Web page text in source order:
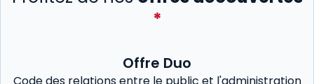
*
Offre Duo
Code des relations entre le public et l'administration